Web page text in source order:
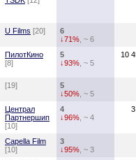
U Films [20]
6
↓71% , ~ 6
ПилотКино
[8]
5
↓93% , ~ 5
10
[19]
5
↓50% , ~ 5
Централ
Партнершип
[10]
4
↓96% , ~ 4
Capella Film
[10]
3
↓95% , ~ 3